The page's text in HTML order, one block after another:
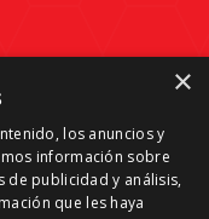
×
los anuncios y
información sobre
de publicidad y análisis,
que les haya